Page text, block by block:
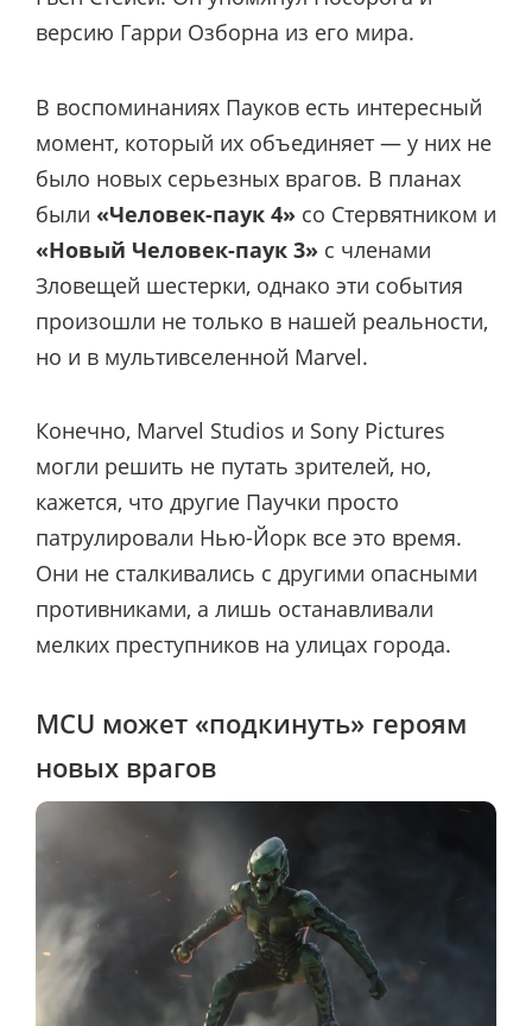
версию Гарри Озборна из его мира.
В воспоминаниях Пауков есть интересный
момент, который их объединяет — у них не
было новых серьезных врагов. В планах
были «Человек-паук 4» со Стервятником и
«Новый Человек-паук 3» с членами
Зловещей шестерки, однако эти события
произошли не только в нашей реальности,
но и в мультивселенной Marvel.
Конечно, Marvel Studios и Sony Pictures
могли решить не путать зрителей, но,
кажется, что другие Паучки просто
патрулировали Нью-Йорк все это время.
Они не сталкивались с другими опасными
противниками, а лишь останавливали
мелких преступников на улицах города.
MCU может «подкинуть» героям
новых врагов